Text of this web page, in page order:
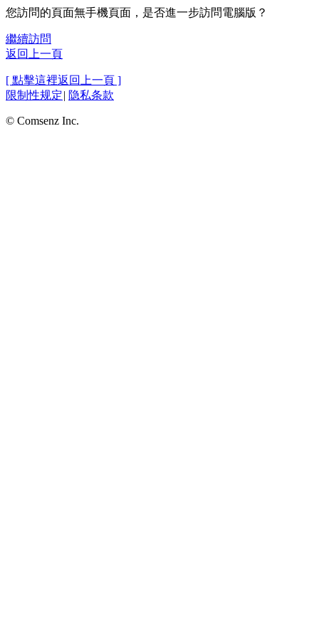
您訪問的頁面無手機頁面，是否進一步訪問電腦版？
繼續訪問
返回上一頁
[ 點擊這裡返回上一頁 ]
限制性规定| 隐私条款
© Comsenz Inc.